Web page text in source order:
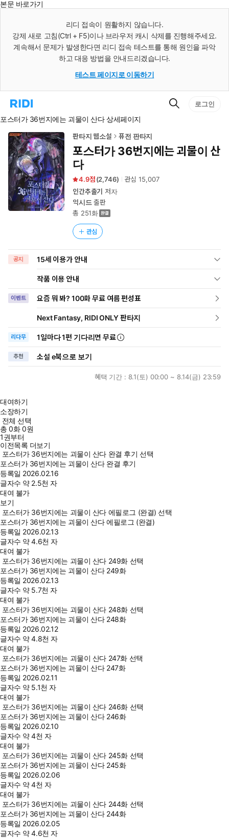
본문 바로가기
리디 접속이 원활하지 않습니다.
강제 새로 고침(Ctrl + F5)이나 브라우저 캐시 삭제를 진행해주세요.
계속해서 문제가 발생한다면 리디 접속 테스트를 통해 원인을 파악
하고 대응 방법을 안내드리겠습니다.
테스트 페이지로 이동하기
리
홈
로
이
동
검
로그인
포스터가 36번지에는 괴물이 산다 상세페이지
판타지 웹소설 퓨전 판타지
포스터가 36번지에는 괴물이 산
다
4.9 (2,746) 관심15,007
인간추출기
저자
익시드 출판
총 251화
관심
공지 15세 이용가 안내
작품 이용 안내
이벤트 요즘 뭐 봐? 100화 무료 여름 편성표
Next Fantasy, RIDI ONLY 판타지
리다무 1일마다1편 기다리면 무료
추천 소설 e북으로 보기
혜택 기간 : 8.1(토) 00:00 ~ 8.14(금) 23:59
대여하기
소장하기
전체 선택
총0화0원
1권부터
이전목록 더보기
포스터가 36번지에는 괴물이 산다 완결 후기 선택
포스터가 36번지에는 괴물이 산다 완결 후기
등록일 2026.02.16
글자수 약 2.5천 자
대여 불가
보기
포스터가 36번지에는 괴물이 산다 에필로그 (완결) 선택
포스터가 36번지에는 괴물이 산다 에필로그 (완결)
등록일 2026.02.13
글자수 약 4.6천 자
대여 불가
포스터가 36번지에는 괴물이 산다 249화 선택
포스터가 36번지에는 괴물이 산다 249화
등록일 2026.02.13
글자수 약 5.7천 자
대여 불가
포스터가 36번지에는 괴물이 산다 248화 선택
포스터가 36번지에는 괴물이 산다 248화
등록일 2026.02.12
글자수 약 4.8천 자
대여 불가
포스터가 36번지에는 괴물이 산다 247화 선택
포스터가 36번지에는 괴물이 산다 247화
등록일 2026.02.11
글자수 약 5.1천 자
대여 불가
포스터가 36번지에는 괴물이 산다 246화 선택
포스터가 36번지에는 괴물이 산다 246화
등록일 2026.02.10
글자수 약 4천 자
대여 불가
포스터가 36번지에는 괴물이 산다 245화 선택
포스터가 36번지에는 괴물이 산다 245화
등록일 2026.02.06
글자수 약 4천 자
대여 불가
포스터가 36번지에는 괴물이 산다 244화 선택
포스터가 36번지에는 괴물이 산다 244화
등록일 2026.02.05
글자수 약 4.6천 자